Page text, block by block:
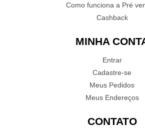
Como funciona a Pré
Cashback
MINHA
Entrar
Cadastre-se
Meus Pedidos
Meus Endereços
CONTATO